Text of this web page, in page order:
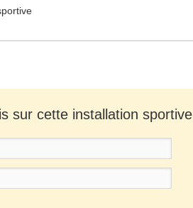
sur cette installation sportive